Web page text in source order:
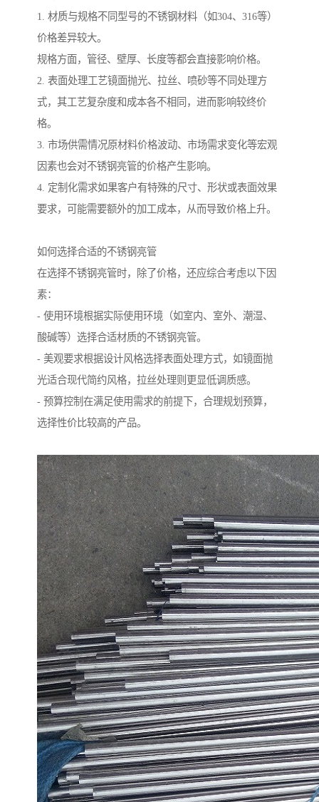
1. 材质与规格不同型号的不锈钢材料（如304、316等）
价格差异较大。
规格方面，管径、壁厚、长度等都会直接影响价格。
2. 表面处理工艺镜面抛光、拉丝、喷砂等不同处理方
式，其工艺复杂度和成本各不相同，进而影响较终价
格。
3. 市场供需情况原材料价格波动、市场需求变化等宏观
因素也会对不锈钢亮管的价格产生影响。
4. 定制化需求如果客户有特殊的尺寸、形状或表面效果
要求，可能需要额外的加工成本，从而导致价格上升。
如何选择合适的不锈钢亮管
在选择不锈钢亮管时，除了价格，还应综合考虑以下因
素：
- 使用环境根据实际使用环境（如室内、室外、潮湿、
酸碱等）选择合适材质的不锈钢亮管。
- 美观要求根据设计风格选择表面处理方式，如镜面抛
光适合现代简约风格，拉丝处理则更显低调质感。
- 预算控制在满足使用需求的前提下，合理规划预算，
选择性价比较高的产品。